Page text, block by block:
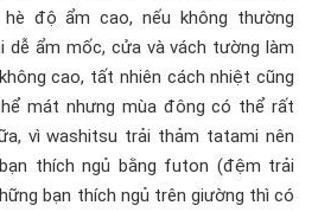
độ ẩm cao, nếu không thường
dễ ẩm mốc, cửa và vách tường làm
cao, tất nhiên cách nhiệt cũng
mát nhưng mùa đông có thể rất
vì washitsu trải thảm tatami nên
thích ngủ bằng futon (đệm trải
bạn thích ngủ trên giường thì có